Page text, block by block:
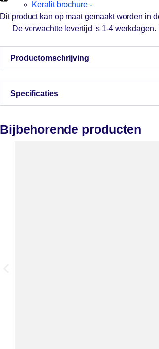
Keralit brochure -
Dit product kan op maat gemaakt worden in
De verwachtte levertijd is 1-4
Productomschrijving
Specificaties
Bijbehorende producten